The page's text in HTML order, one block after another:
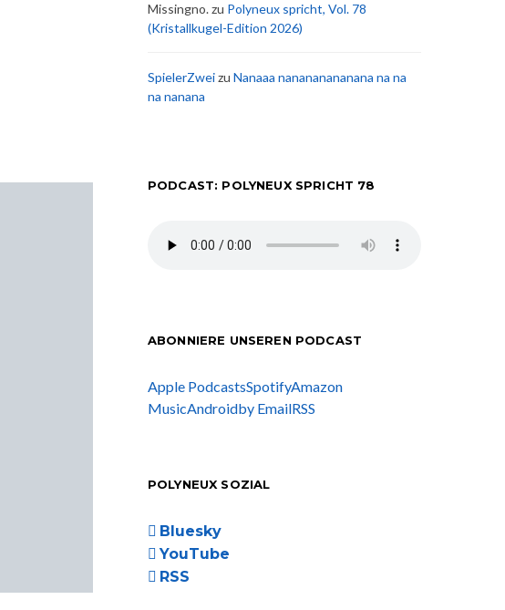
Missingno.zu Polyneux spricht, Vol. 78
(Kristallkugel-Edition 2026)
SpielerZweizu Nanaaa nanananananana na na
na nanana
PODCAST: POLYNEUX SPRICHT 78
ABONNIERE UNSEREN PODCAST
Apple PodcastsSpotifyAmazon
MusicAndroidby EmailRSS
POLYNEUX SOZIAL
Bluesky
YouTube
RSS